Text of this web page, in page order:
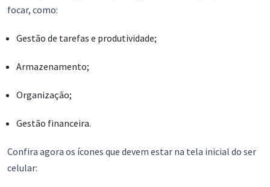
focar, como:
Gestão de tarefas e produtividade;
Armazenamento;
Organização;
Gestão financeira.
Confira agora os ícones que devem estar na tela inicial do ser
celular: